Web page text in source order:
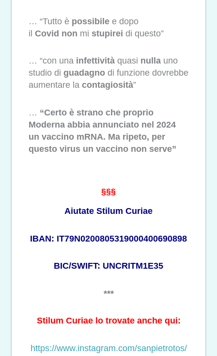
… “Tutto è possibile e dopo
il Covid non mi stupirei di questo”
… “con una infettività quasi nulla uno
studio di guadagno di funzione dovrebbe
aumentare la contagiosità”
… “Certo è strano che proprio
Moderna abbia annunciato nel 2024
un vaccino mRNA. Ma ripeto, per
questo virus un vaccino non serve”
§§§
Aiutate Stilum Curiae
IBAN: IT79N0200805319000400690898
BIC/SWIFT: UNCRITM1E35
***
Stilum Curiae lo trovate anche qui:
https://www.instagram.com/sanpietrotos/